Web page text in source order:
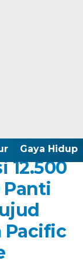
Gaya Hidup
12.500
Panti
Pacific